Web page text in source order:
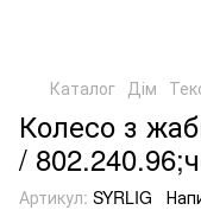
Каталог Дім
Колесо з
/
Артикул: SYRLIG